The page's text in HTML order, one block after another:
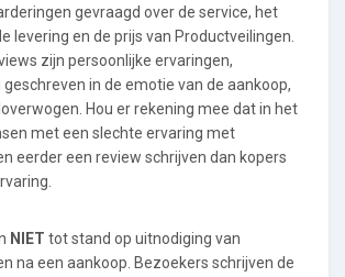
gevraagd over de service, het
levering en de prijs van Productveilingen.
zijn persoonlijke ervaringen,
in de emotie van de aankoop,
Hou er rekening mee dat in het
met een slechte ervaring met
eerder een review schrijven dan kopers
NIET tot stand op uitnodiging van
na een aankoop. Bezoekers schrijven de